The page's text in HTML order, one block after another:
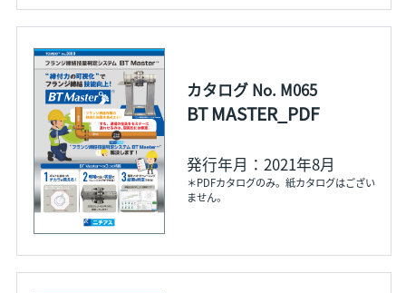
カタログ No. M065
BT MASTER_PDF
発行年月：2021年8月
＊PDFカタログのみ。紙カタログはござい
ません。